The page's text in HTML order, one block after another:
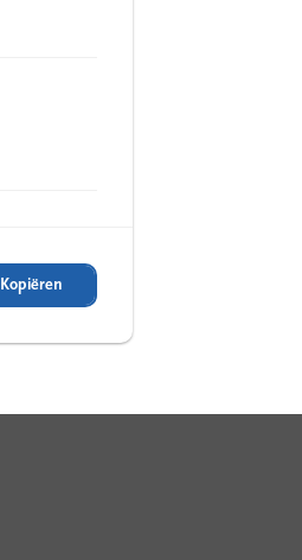
Kopiëren